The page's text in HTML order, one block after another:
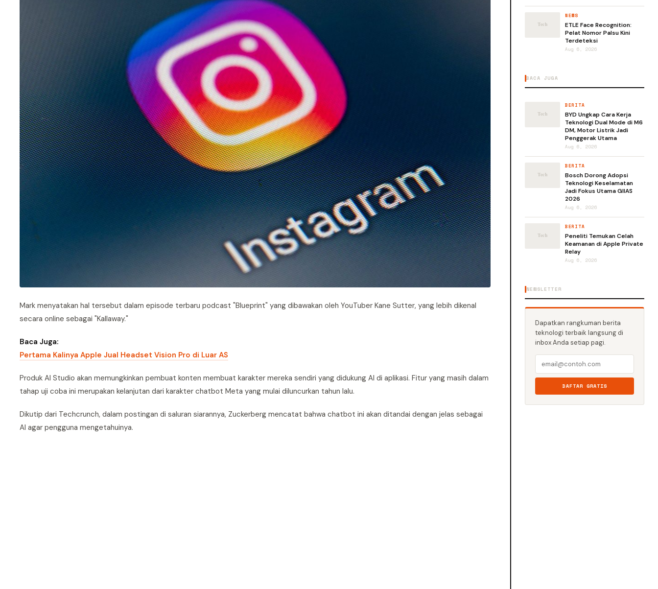
Mark menyatakan hal tersebut dalam episode terbaru podcast "Blueprint" yang dibawakan oleh YouTuber Kane Sutter, yang lebih dikenal
secara online sebagai "Kallaway."
Baca Juga:
Pertama Kalinya Apple Jual Headset Vision Pro di Luar AS
Produk AI Studio akan memungkinkan pembuat konten membuat karakter mereka sendiri yang didukung AI di aplikasi. Fitur yang masih dalam
tahap uji coba ini merupakan kelanjutan dari karakter chatbot Meta yang mulai diluncurkan tahun lalu.
Dikutip dari Techcrunch, dalam postingan di saluran siarannya, Zuckerberg mencatat bahwa chatbot ini akan ditandai dengan jelas sebagai
AI agar pengguna mengetahuinya.
NEWS
ETLE Face Recognition:
Pelat Nomor Palsu Kini
Terdeteksi
Aug 6, 2026
BACA JUGA
BERITA
BYD Ungkap Cara Kerja
Teknologi Dual Mode di M6
DM, Motor Listrik Jadi
Penggerak Utama
Aug 6, 2026
BERITA
Bosch Dorong Adopsi
Teknologi Keselamatan
Jadi Fokus Utama GIIAS
2026
Aug 6, 2026
BERITA
Peneliti Temukan Celah
Keamanan di Apple Private
Relay
Aug 6, 2026
NEWSLETTER
Dapatkan rangkuman berita
teknologi terbaik langsung di
inbox Anda setiap pagi.
DAFTAR GRATIS